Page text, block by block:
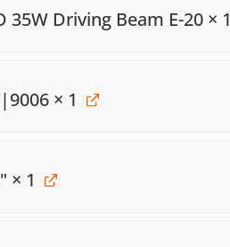
35W Driving Beam E-20 × 1
× 1
× 1